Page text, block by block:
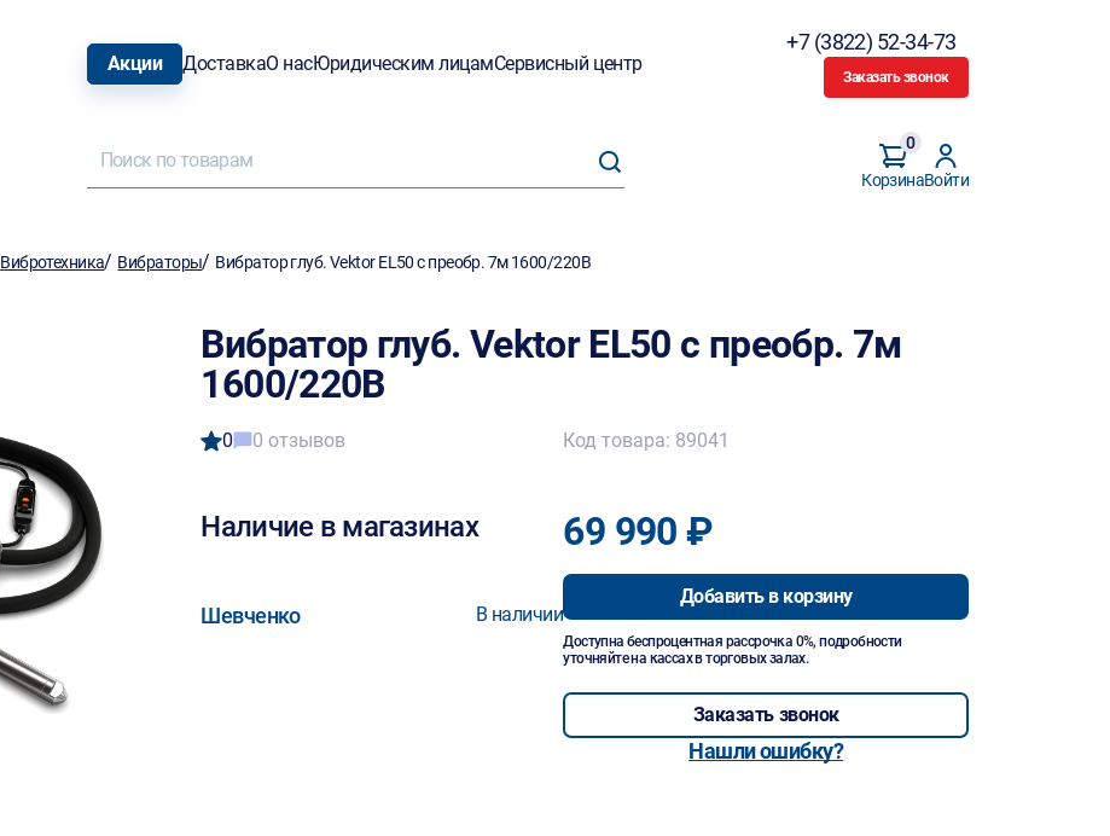
Акции ДоставкаО насЮридическим лицамСервисный центр
+7 (3822) 52-34-73
Заказать звонок
Корзина
0
Войти
Вибротехника/ Вибраторы/ Вибратор глуб. Vektor EL50 с преобр. 7м 1600/220В
Вибратор глуб. Vektor EL50 с преобр. 7м
1600/220В
0 0 отзывов
Наличие в магазинах
Шевченко В наличии
Код товара: 89041
69 990 ₽
Добавить в корзину
Доступна беспроцентная рассрочка 0%, подробности
уточняйте на кассах в торговых залах.
Заказать звонок
Нашли ошибку?